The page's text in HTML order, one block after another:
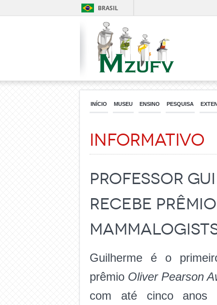
BRASIL
INÍCIO MUSEU ENSINO PESQUISA
Informativo
Professor
recebe
Guilherme é o
prêmio Oliver Pearson
com até cinco anos